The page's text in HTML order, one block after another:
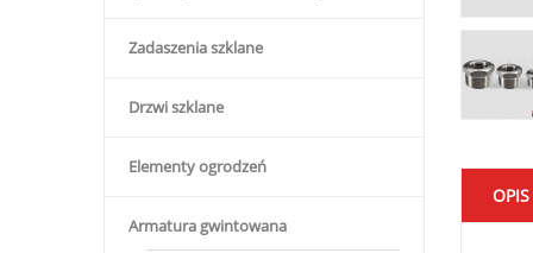
Zadaszenia szklane
Drzwi szklane
Elementy ogrodzeń
Armatura gwintowana
OPIS